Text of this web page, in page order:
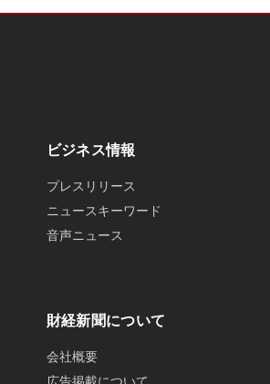
ビジネス情報
プレスリリース
ニュースキーワード
音声ニュース
財経新聞について
会社概要